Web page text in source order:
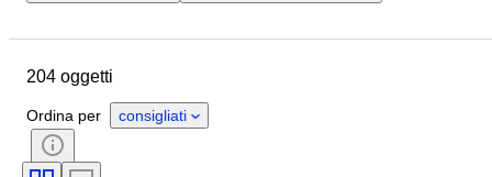
Condizioni
Formato della bottiglia
Regione vinicola
Denominazione del vino / Classificazione
204 oggetti
Ordina per consigliati